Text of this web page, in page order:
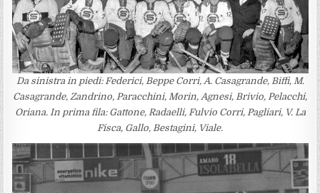
Da sinistra in piedi: Federici, Beppe Corri, A. Casagrande, Biffi, M.
Casagrande, Zandrino, Paracchini, Morin, Agnesi, Brivio, Pelacchi,
Oriana. In prima fila: Gattone, Radaelli, Fulvio Corri, Pagliari, V. La
Fisca, Gallo, Bestagini, Viale.